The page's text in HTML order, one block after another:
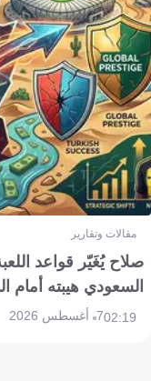
مقالات وتقارير
صلاح يُغَيّر قواعد
السعودي هيبته أمام
02:197 أغسطس 2026